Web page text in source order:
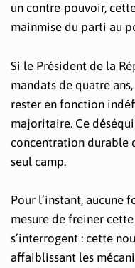
un contre-pouvoir,
mainmise du parti au
Si le Président de la
mandats de quatre
rester en fonction
majoritaire. Ce
concentration durable
seul camp.
Pour l’instant, aucune
mesure de freiner
s’interrogent : cette
affaiblissant les